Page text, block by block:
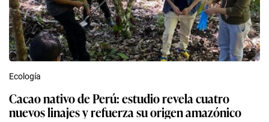
Ecología
Cacao nativo de Perú: estudio revela cuatro
nuevos linajes y refuerza su origen amazónico